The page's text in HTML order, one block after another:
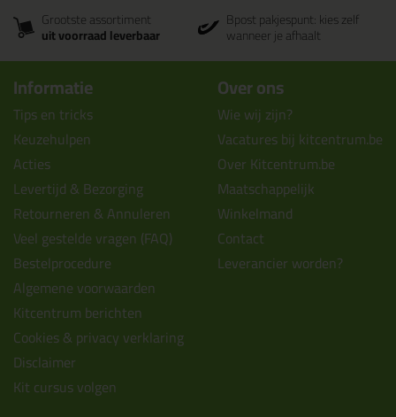
Grootste assortiment
uit voorraad leverbaar
Bpost pakjespunt: kies zelf
wanneer je afhaalt
Informatie
Tips en tricks
Keuzehulpen
Acties
Levertijd & Bezorging
Retourneren & Annuleren
Veel gestelde vragen (FAQ)
Bestelprocedure
Algemene voorwaarden
Kitcentrum berichten
Cookies & privacy verklaring
Disclaimer
Kit cursus volgen
Over ons
Wie wij zijn?
Vacatures bij kitcentrum.be
Over Kitcentrum.be
Maatschappelijk
Winkelmand
Contact
Leverancier worden?